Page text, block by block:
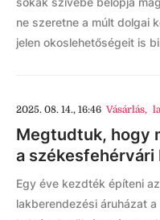
ne szeretne a múlt dolgai
jelen okoslehetőségeit is
2025. 08. 14., 16:46 Vásárlás,
Megtudtuk, hogy
a székesfehérvári
Egy éve kezdték építeni
lakberendezési áruházat